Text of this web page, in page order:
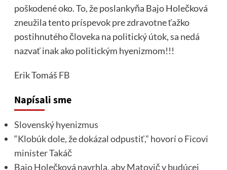
poškodené oko. To, že poslankyňa Bajo Holečková
zneužila tento príspevok pre zdravotne ťažko
postihnutého človeka na politický útok, sa nedá
nazvať inak ako politickým hyenizmom!!!
Erik Tomáš FB
Napísali sme
Slovenský hyenizmus
“Klobúk dole, že dokázal odpustiť,” hovorí o Ficovi
minister Takáč
Bajo Holečková navrhla, aby Matovič v budúcej